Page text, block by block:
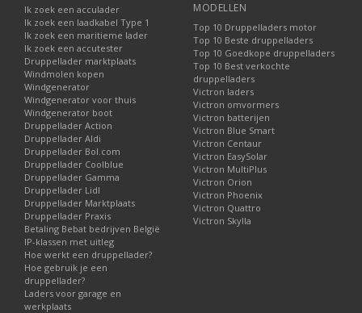
Ik zoek een acculader
Ik zoek een laadkabel Type 1
Ik zoek een maritieme lader
Ik zoek een accutester
Druppellader marktplaats
Windmolen kopen
Windgenerator
Windgenerator voor thuis
Windgenerator boot
Druppellader Action
Druppellader Aldi
Druppellader Bol.com
Druppellader Coolblue
Druppellader Gamma
Druppellader Lidl
Druppellader Marktplaats
Druppellader Praxis
Betaling Bebat bedrijven België
IP-klassen met uitleg
Hoe werkt een druppellader?
Hoe gebruik je een
druppellader?
Laders voor garage en
werkplaats
MODELLEN
Top 10 Druppelladers motor
Top 10 Beste druppelladers
Top 10 Goedkope druppelladers
Top 10 Best verkochte
druppelladers
Victron laders
Victron omvormers
Victron batterijen
Victron Blue Smart
Victron Centaur
Victron EasySolar
Victron MultiPlus
Victron Orion
Victron Phoenix
Victron Quattro
Victron Skylla